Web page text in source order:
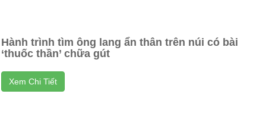
Hành trình tìm ông lang ẩn thân trên núi có bài
‘thuốc thần’ chữa gút
Xem Chi Tiết